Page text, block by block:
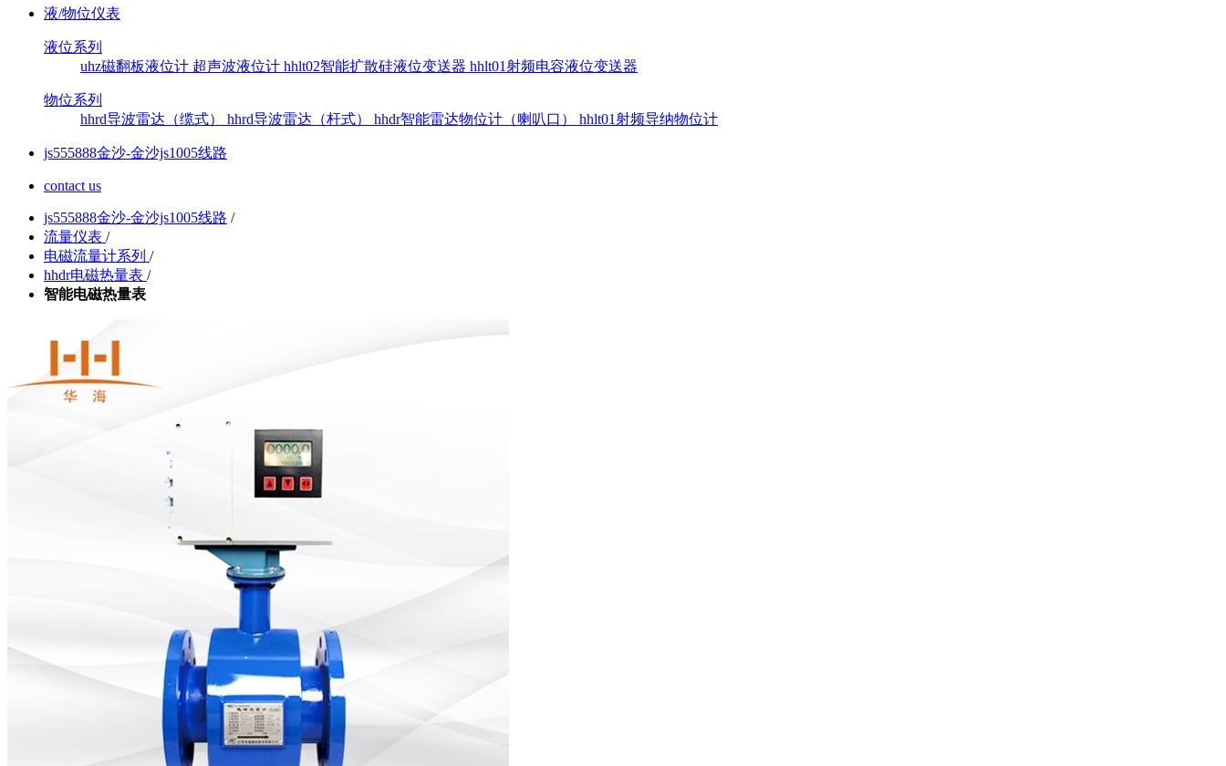
液/物位仪表
液位系列
uhz磁翻板液位计 超声波液位计 hhlt02智能扩散硅液位变送器 hhlt01射频电容液位变送器
物位系列
hhrd导波雷达（缆式） hhrd导波雷达（杆式） hhdr智能雷达物位计（喇叭口） hhlt01射频导纳物位计
js555888金沙-金沙js1005线路
contact us
js555888金沙-金沙js1005线路 /
流量仪表 /
电磁流量计系列 /
hhdr电磁热量表 /
智能电磁热量表